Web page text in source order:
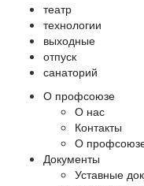
театр
технологии
выходные
отпуск
санаторий
О профсоюзе
О нас
Контакты
О
Документы
Уставные